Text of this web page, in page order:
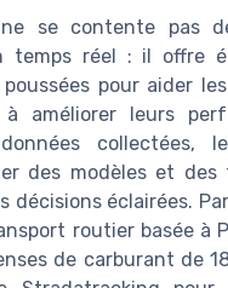
ne se contente pas
temps réel : il offre
pour aider
améliorer leurs
collectées,
des modèles et des
décisions éclairées.
routier basée à
de carburant de